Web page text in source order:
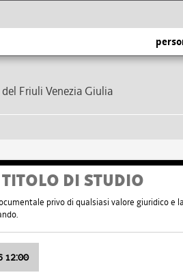
Friuli Venezia Giulia
DI STUDIO
privo di qualsiasi valore giuridico e la
12:00